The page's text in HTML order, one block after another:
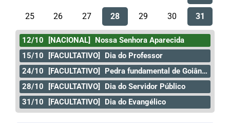
25 26 27 28 29 30 31
12/10 [NACIONAL]
Nossa Senhora Aparecida
15/10
[FACULTATIVO]
Dia do Professor
24/10
[FACULTATIVO]
Pedra fundamental de Goiânia
28/10
[FACULTATIVO]
Dia do Servidor Público
31/10
[FACULTATIVO] Dia do Evangélico